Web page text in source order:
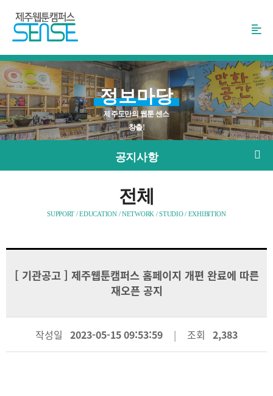
로
가
기
정보마당
제주도만의 웹툰 센스
창출!
공지사항
전체
SUPPORT / EDUCATION / NETWORK / STUDIO / EXHIBITION
[ 기관공고] 제주웹툰캠퍼스 홈페이지 개편 완료에 따른
재오픈 공지
작성일 2023-05-15 09:53:59 조회 2,383